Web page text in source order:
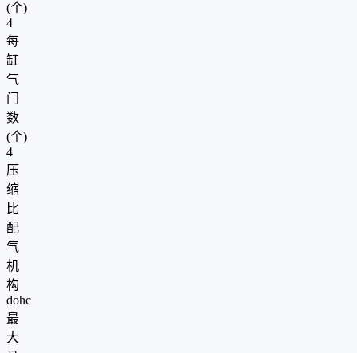
(个)
4
每
缸
气
门
数
(个)
4
压
缩
比
配
气
机
构
dohc
最
大